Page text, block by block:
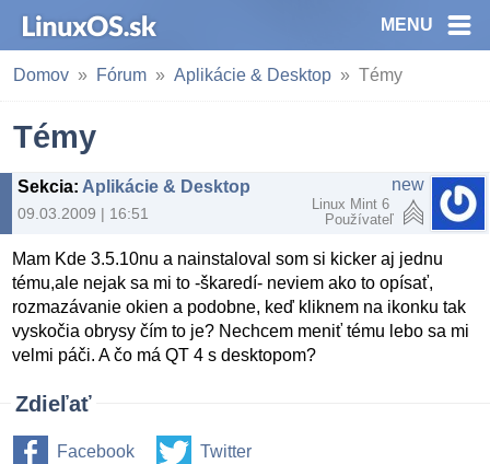
MENU
Domov Fórum Aplikácie & Desktop Témy
Témy
Sekcia: Aplikácie & Desktop
09.03.2009 | 16:51
new
Linux Mint 6
Používateľ
Mam Kde 3.5.10nu a nainstaloval som si kicker aj jednu
tému,ale nejak sa mi to -škaredí- neviem ako to opísať,
rozmazávanie okien a podobne, keď kliknem na ikonku tak
vyskočia obrysy čím to je? Nechcem meniť tému lebo sa mi
velmi páči. A čo má QT 4 s desktopom?
Zdieľať
Facebook Twitter